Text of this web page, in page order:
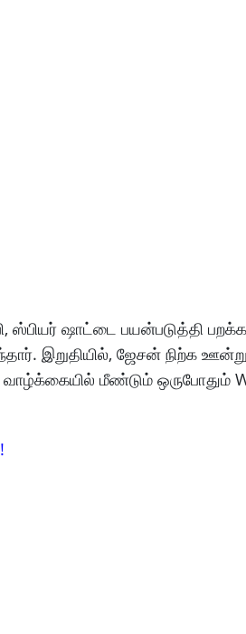
ஷாட்டை பயன்படுத்தி பறக்க
இறுதியில், ஜேசன் நிற்க
மீண்டும் ஒருபோதும்